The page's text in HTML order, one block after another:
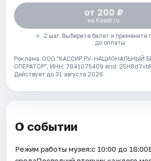
от 200 ₽
на Kassir.ru
2 шаг. Выберите билет и примените
до оплаты
Реклама. ООО "КАССИР.РУ-НАЦИОНАЛЬНЫЙ
ОПЕРАТОР", ИНН: 7841075409 erid:
Действует до 31 августа 2026
О событии
Режим работы музея:с 10:00 до